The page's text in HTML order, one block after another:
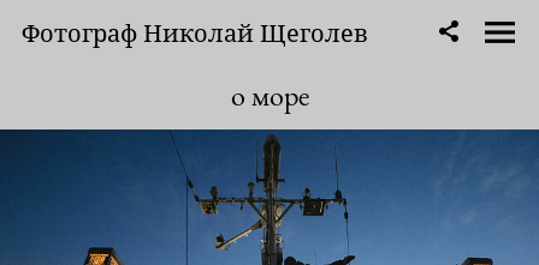
Фотограф Николай Щеголев
о море